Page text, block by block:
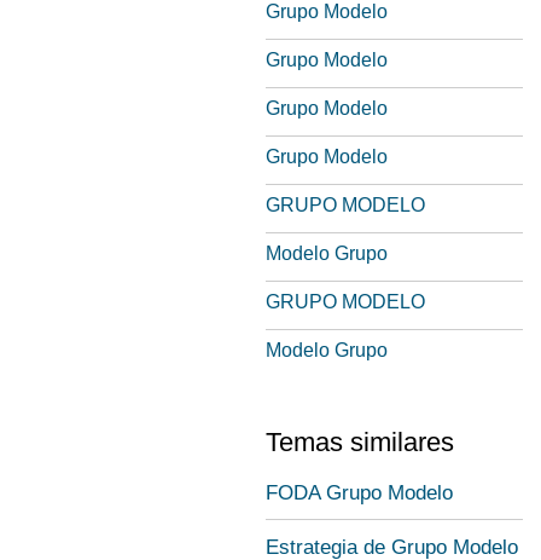
Grupo Modelo
Grupo Modelo
Grupo Modelo
Grupo Modelo
GRUPO MODELO
Modelo Grupo
GRUPO MODELO
Modelo Grupo
Temas similares
FODA Grupo Modelo
Estrategia de Grupo Modelo